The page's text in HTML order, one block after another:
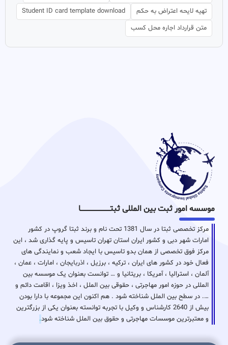
تهیه لایحه اعتراض به حکم
Student ID card template download
متن قرارداد اجاره محل کسب
موسسه امور ثبت بین المللی ثبتـــــــــــــــــــــــــــــا
مرکز تخصصی ثبتا در سال 1381 تحت نام و برند ثبتا گروپ در کشور
امارات شهر دبی و کشور ایران استان تهران تاسیس و پایه گذاری شد ، این
مرکز فوق تخصصی از همان بدو تاسیس با ایجاد شعب و نمایندگی های
فعال خود در کشور های ایران ، ترکیه ، برزیل ، اذربایجان ، امارات ، عمان ،
آلمان ، استرالیا ، آمریکا ، بریتانیا و … توانست بعنوان یک موسسه بین
المللی در حوزه امور مهاجرتی ، حقوقی بین الملل ، اخذ ویزا ، اقامت دائم و
…. در سطح بین الملل شناخته شود . هم اکنون این مجموعه با دارا بودن
بیش از 2640 کارشناس و وکیل با تجربه توانسته بعنوان یکی از بزرگترین
و معتبرترین موسسات مهاجرتی و حقوق بین الملل شناخته شود.